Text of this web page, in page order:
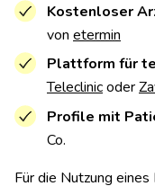
Kostenloser
von etermin
Plattform für
Teleclinicoder
Profile mit
Co.
Für die Nutzung